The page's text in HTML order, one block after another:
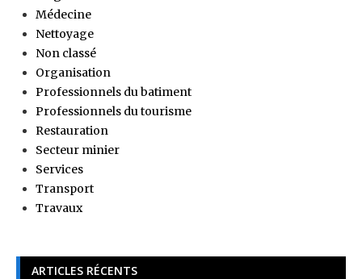
Médecine
Nettoyage
Non classé
Organisation
Professionnels du batiment
Professionnels du tourisme
Restauration
Secteur minier
Services
Transport
Travaux
ARTICLES RÉCENTS